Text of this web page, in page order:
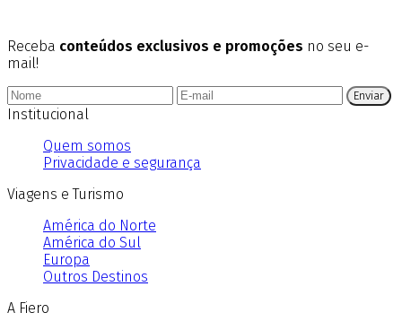
Receba conteúdos exclusivos e promoções no seu e-
mail!
Enviar
Institucional
Quem somos
Privacidade e segurança
Viagens e Turismo
América do Norte
América do Sul
Europa
Outros Destinos
A Fiero